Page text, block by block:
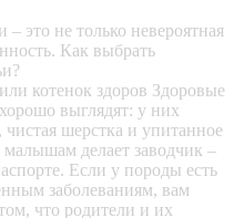
это не только невероятная
Как выбрать
котенок здоров Здоровые
выглядят: у них
шерстка и упитанное
делает заводчик –
Если у породы есть
заболеваниям, вам
что родители и их